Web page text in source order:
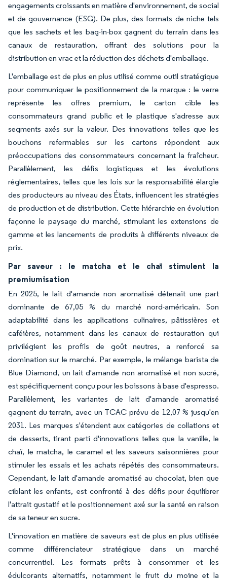
engagements croissants en matière d'environnement, de social
et de gouvernance (ESG). De plus, des formats de niche tels
que les sachets et les bag-in-box gagnent du terrain dans les
canaux de restauration, offrant des solutions pour la
distribution en vrac et la réduction des déchets d'emballage.
L'emballage est de plus en plus utilisé comme outil stratégique
pour communiquer le positionnement de la marque : le verre
représente les offres premium, le carton cible les
consommateurs grand public et le plastique s'adresse aux
segments axés sur la valeur. Des innovations telles que les
bouchons refermables sur les cartons répondent aux
préoccupations des consommateurs concernant la fraîcheur.
Parallèlement, les défis logistiques et les évolutions
réglementaires, telles que les lois sur la responsabilité élargie
des producteurs au niveau des États, influencent les stratégies
de production et de distribution. Cette hiérarchie en évolution
façonne le paysage du marché, stimulant les extensions de
gamme et les lancements de produits à différents niveaux de
prix.
Par saveur : le matcha et le chaï stimulent la
premiumisation
En 2025, le lait d'amande non aromatisé détenait une part
dominante de 67,05 % du marché nord-américain. Son
adaptabilité dans les applications culinaires, pâtissières et
caféières, notamment dans les canaux de restauration qui
privilégient les profils de goût neutres, a renforcé sa
domination sur le marché. Par exemple, le mélange barista de
Blue Diamond, un lait d'amande non aromatisé et non sucré,
est spécifiquement conçu pour les boissons à base d'espresso.
Parallèlement, les variantes de lait d'amande aromatisé
gagnent du terrain, avec un TCAC prévu de 12,07 % jusqu'en
2031. Les marques s'étendent aux catégories de collations et
de desserts, tirant parti d'innovations telles que la vanille, le
chaï, le matcha, le caramel et les saveurs saisonnières pour
stimuler les essais et les achats répétés des consommateurs.
Cependant, le lait d'amande aromatisé au chocolat, bien que
ciblant les enfants, est confronté à des défis pour équilibrer
l'attrait gustatif et le positionnement axé sur la santé en raison
de sa teneur en sucre.
L'innovation en matière de saveurs est de plus en plus utilisée
comme différenciateur stratégique dans un marché
concurrentiel. Les formats prêts à consommer et les
édulcorants alternatifs, notamment le fruit du moine et la